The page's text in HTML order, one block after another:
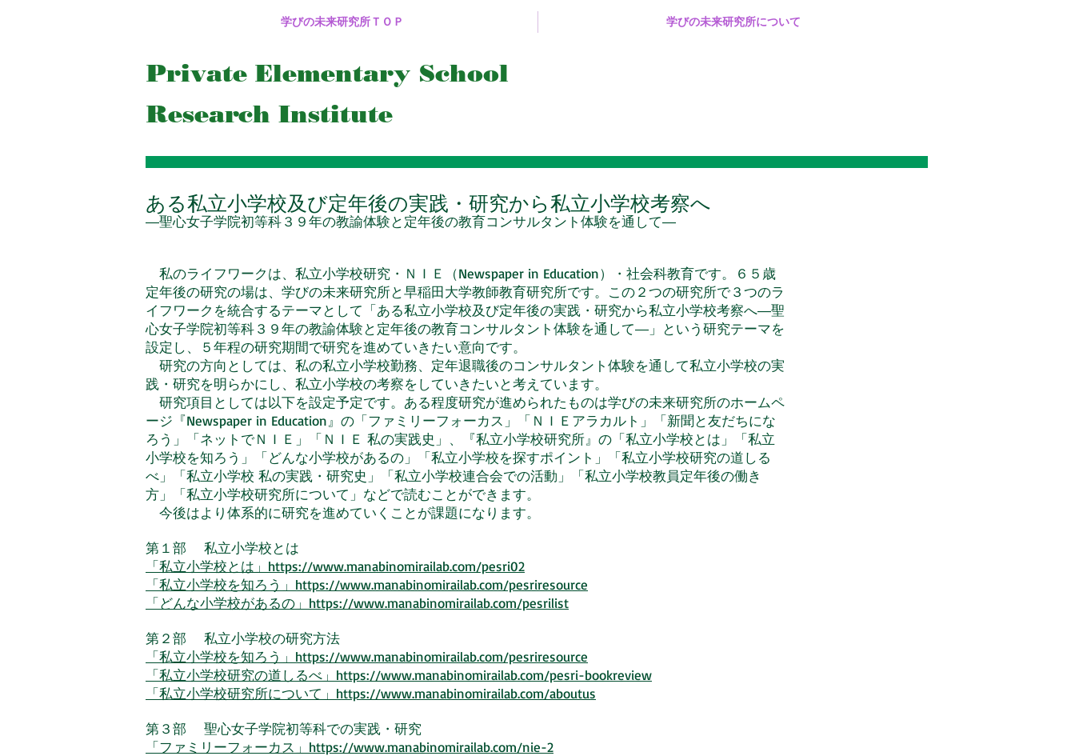
学びの未来研究所ＴＯＰ 学びの未来研究所について
Private Elementary School
Research Institute
ある私立小学校及び定年後の実践・研究から私立小学校考察へ
―聖心女子学院初等科３９年の教諭体験と定年後の教育コンサルタント体験を通して―
私のライフワークは、私立小学校研究・ＮＩＥ（Newspaper in Education）・社会科教育です。６５歳
定年後の研究の場は、学びの未来研究所と早稲田大学教師教育研究所です。この２つの研究所で３つのラ
イフワークを統合するテーマとして「ある私立小学校及び定年後の実践・研究から私立小学校考察へ―聖
心女子学院初等科３９年の教諭体験と定年後の教育コンサルタント体験を通して―」という研究テーマを
設定し、５年程の研究期間で研究を進めていきたい意向です。
研究の方向としては、私の私立小学校勤務、定年退職後のコンサルタント体験を通して私立小学校の実
践・研究を明らかにし、私立小学校の考察をしていきたいと考えています。
研究項目としては以下を設定予定です。ある程度研究が進められたものは学びの未来研究所のホームペ
ージ『Newspaper in Education』の「ファミリーフォーカス」「ＮＩＥアラカルト」「新聞と友だちにな
ろう」「ネットでＮＩＥ」「ＮＩＥ 私の実践史」、『私立小学校研究所』の「私立小学校とは」「私立
小学校を知ろう」「どんな小学校があるの」「私立小学校を探すポイント」「私立小学校研究の道しる
べ」「私立小学校 私の実践・研究史」「私立小学校連合会での活動」「私立小学校教員定年後の働き
方」「私立小学校研究所について」などで読むことができます。
今後はより体系的に研究を進めていくことが課題になります。
第１部 私立小学校とは
「私立小学校とは」https://www.manabinomirailab.com/pesri02
「私立小学校を知ろう」https://www.manabinomirailab.com/pesriresource
「どんな小学校があるの」https://www.manabinomirailab.com/pesrilist
第２部 私立小学校の研究方法
「私立小学校を知ろう」https://www.manabinomirailab.com/pesriresource
「私立小学校研究の道しるべ」https://www.manabinomirailab.com/pesri-bookreview
「私立小学校研究所について」https://www.manabinomirailab.com/aboutus
第３部 聖心女子学院初等科での実践・研究
「ファミリーフォーカス」https://www.manabinomirailab.com/nie-2